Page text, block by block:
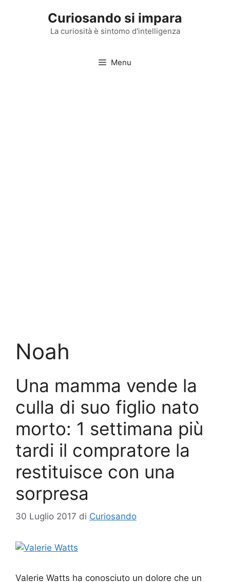
Curiosando si impara
La curiosità è sintomo d'intelligenza
Menu
Noah
Una mamma vende la
culla di suo figlio nato
morto: 1 settimana più
tardi il compratore la
restituisce con una
sorpresa
30 Luglio 2017 di Curiosando
Valerie Watts ha conosciuto un dolore che un